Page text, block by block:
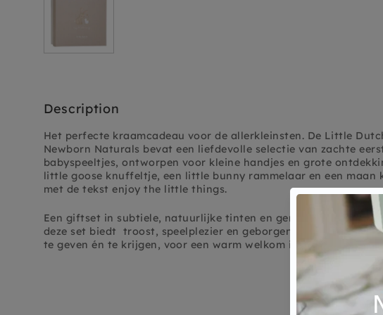
Description
Het perfecte kraamcadeau voor de allerkleinsten. De Little
Newborn Naturals bevat een liefdevolle selectie van zachte
babyspeeltjes, ontworpen voor kleine handjes en grote
little goose knuffeltje, een little bunny rammelaar en een maan
met de tekst enjoy the little things.
Een giftset in subtiele, natuurlijke tinten en gemaakt van de
deze set biedt troost, speelplezier en geborgenheid. Een
te geven én te krijgen, voor een warm welkom in de wereld.